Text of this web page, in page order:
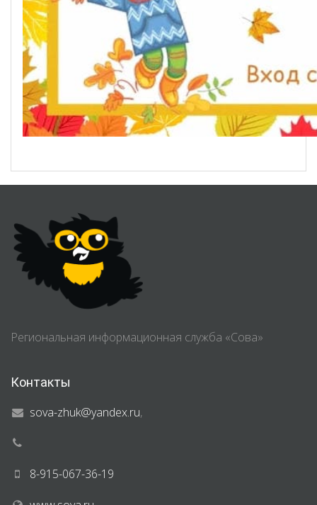
Региональная информационная служба «Сова»
Контакты
sova-zhuk@yandex.ru,
8-915-067-36-19